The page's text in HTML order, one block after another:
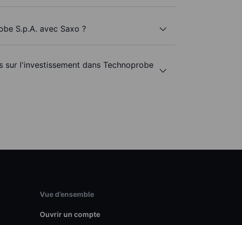
S.p.A. avec Saxo ?
sur l'investissement dans Technoprobe
Vue d’ensemble
Ouvrir un compte